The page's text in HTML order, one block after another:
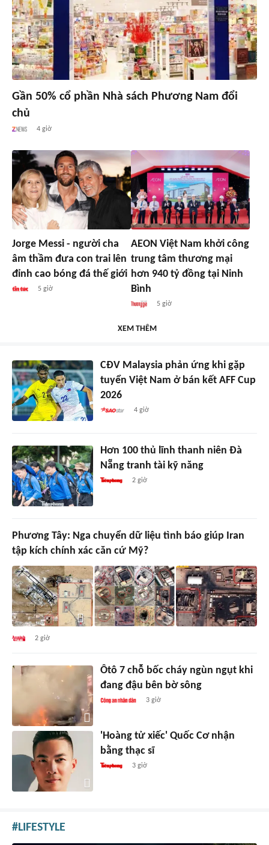
Gần 50% cổ phần Nhà sách Phương Nam đổi
chủ
4 giờ
Jorge Messi - người cha
âm thầm đưa con trai lên
đỉnh cao bóng đá thế giới
5 giờ
AEON Việt Nam khởi công
trung tâm thương mại
hơn 940 tỷ đồng tại Ninh
Bình
5 giờ
XEM THÊM
CĐV Malaysia phản ứng khi gặp
tuyển Việt Nam ở bán kết AFF Cup
2026
4 giờ
Hơn 100 thủ lĩnh thanh niên Đà
Nẵng tranh tài kỹ năng
2 giờ
Phương Tây: Nga chuyển dữ liệu tình báo giúp Iran
tập kích chính xác căn cứ Mỹ?
2 giờ
Ôtô 7 chỗ bốc cháy ngùn ngụt khi
đang đậu bên bờ sông
3 giờ
'Hoàng tử xiếc' Quốc Cơ nhận
bằng thạc sĩ
3 giờ
LIFESTYLE